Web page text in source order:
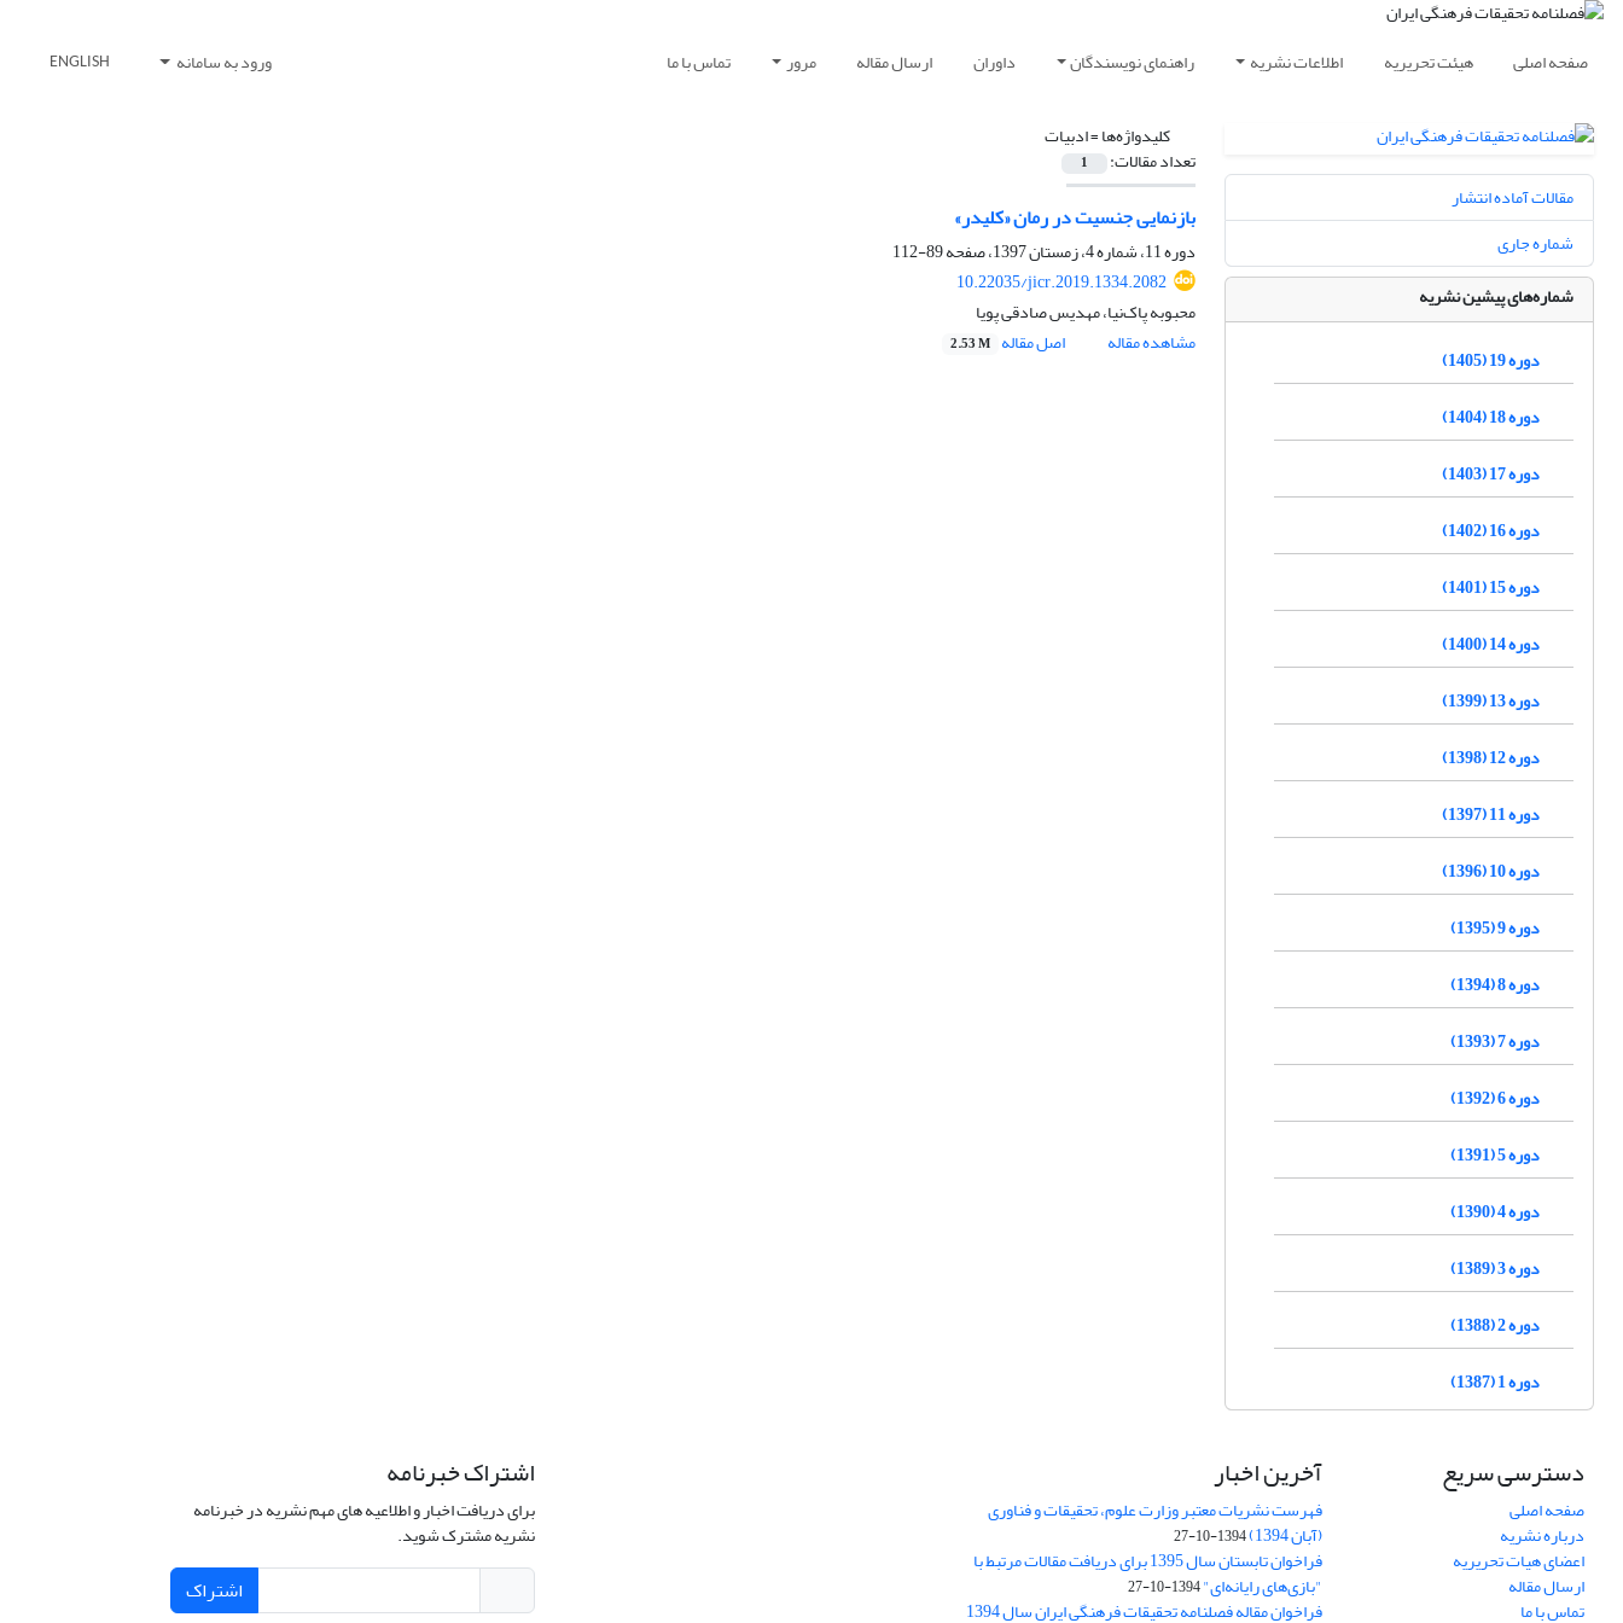
صفحه اصلی هیئت تحریریه اطلاعات نشریه راهنمای نویسندگان داوران ارسال مقاله مرور تماس با ما ورود به سامانه ENGLISH
کلیدواژه‌ها =ادبیات
تعداد مقالات: 1
بازنمایی جنسیت در رمان «کلیدر»
دوره 11، شماره 4، زمستان 1397، صفحه
89-112
10.22035/jicr.2019.1334.2082
محبوبه پاک‌نیا، مهدیس صادقی پویا
مشاهده مقاله
اصل مقاله 2.53 M
مقالات آماده انتشار
شماره جاری
شماره‌های پیشین نشریه
دوره 19 (1405)
دوره 18 (1404)
دوره 17 (1403)
دوره 16 (1402)
دوره 15 (1401)
دوره 14 (1400)
دوره 13 (1399)
دوره 12 (1398)
دوره 11 (1397)
دوره 10 (1396)
دوره 9 (1395)
دوره 8 (1394)
دوره 7 (1393)
دوره 6 (1392)
دوره 5 (1391)
دوره 4 (1390)
دوره 3 (1389)
دوره 2 (1388)
دوره 1 (1387)
دسترسی سریع
صفحه اصلی
درباره نشریه
اعضای هیات تحریریه
ارسال مقاله
تماس با ما
آخرین اخبار
فهرست نشریات معتبر وزارت علوم، تحقیقات و فناوری
(آبان 1394) 1394-10-27
فراخوان تابستان سال 1395 برای دریافت مقالات مرتبط با
"بازی‌های رایانه‌ای"1394-10-27
فراخوان مقاله فصلنامه تحقیقات فرهنگی ایران سال 1394
اشتراک خبرنامه
برای دریافت اخبار و اطلاعیه های مهم نشریه در خبرنامه
نشریه مشترک شوید.
اشتراک